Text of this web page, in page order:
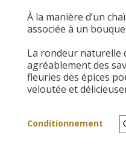
À la manière d’un
associée à un
La rondeur naturelle
agréablement des
fleuries des épices
veloutée et
Conditionnement